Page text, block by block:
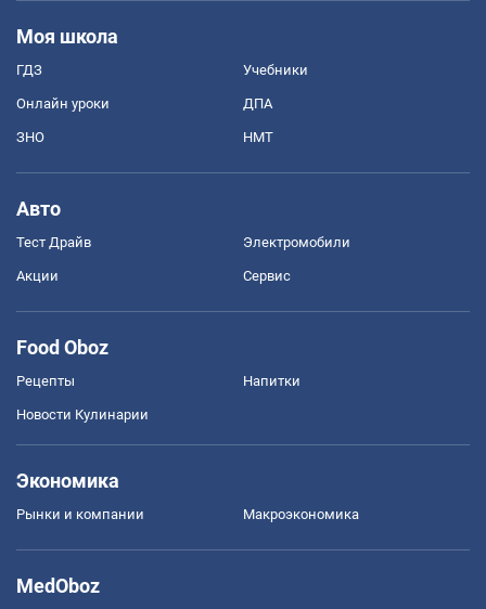
Моя школа
ГДЗ Учебники
Онлайн уроки ДПА
ЗНО НМТ
Авто
Тест Драйв Электромобили
Акции Сервис
Food Oboz
Рецепты Напитки
Новости Кулинарии
Экономика
Рынки и компании Mакроэкономика
MedOboz